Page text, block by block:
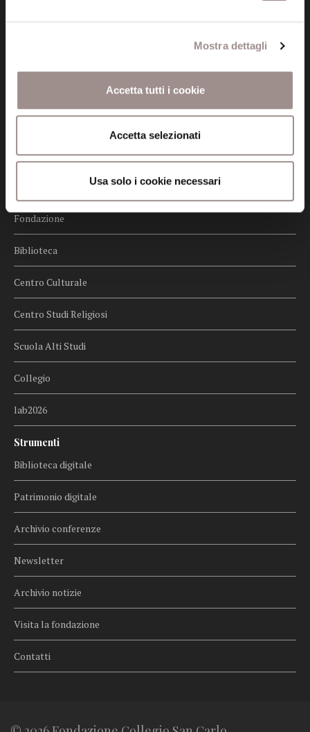
Mostra dettagli
Accetta tutti i cookie
Accetta selezionati
Usa solo i cookie necessari
Whistleblowing
Menu
Fondazione
Biblioteca
Centro Culturale
Centro Studi Religiosi
Scuola Alti Studi
Collegio
lab2026
Strumenti
Biblioteca digitale
Patrimonio digitale
Archivio conferenze
Newsletter
Archivio notizie
Visita la fondazione
Contatti